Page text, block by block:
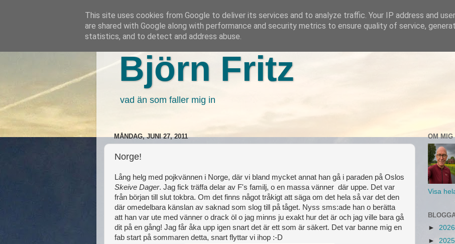
Björn Fritz
vad än som faller mig in
MÅNDAG, JUNI 27, 2011
Norge!
Lång helg med pojkvännen i Norge, där vi bland mycket annat han gå i paraden på Oslos
Skeive Dager. Jag fick träffa delar av F's familj, o en massa vänner där uppe. Det var
från början till slut tokbra. Om det finns något tråkigt att säga om det hela så var det den
där omedelbara känslan av saknad som slog till på tåget. Nyss sms:ade han o berätta
att han var ute med vänner o drack öl o jag minns ju exakt hur det är och jag ville bara gå
dit på en gång! Jag får åka upp igen snart det är ett som är säkert. Det var banne mig en
fab start på sommaren detta, snart flyttar vi ihop :-D
OM MIG
Visa
► 2026
► 2025
This site uses cookies from Google to deliver its services and to analyze traffic. Your IP address and
are shared with Google along with performance and security metrics to ensure quality of service,
statistics, and to detect and address abuse.